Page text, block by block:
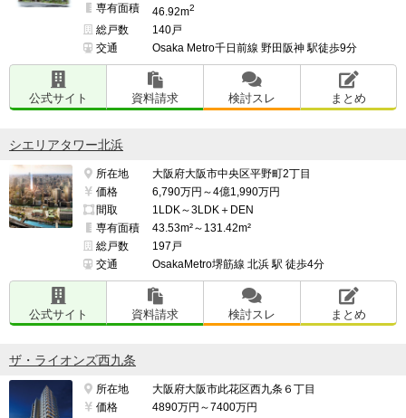
専有面積
46.92m2
総戸数
140戸
交通
Osaka Metro千日前線 野田阪神 駅徒歩9分
公式サイト 資料請求 検討スレ まとめ
シエリアタワー北浜
所在地
大阪府大阪市中央区平野町2丁目
価格
6,790万円～4億1,990万円
間取
1LDK～3LDK＋DEN
専有面積
43.53m²～131.42m²
総戸数
197戸
交通
OsakaMetro堺筋線 北浜 駅 徒歩4分
公式サイト 資料請求 検討スレ まとめ
ザ・ライオンズ西九条
所在地
大阪府大阪市此花区西九条６丁目
価格
4890万円～7400万円